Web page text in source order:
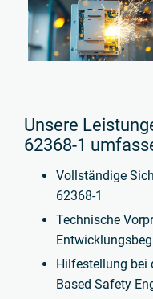
Unsere
62368-1
Vollständige
62368-1
Technische
Hilfestellung bei
Based Safety